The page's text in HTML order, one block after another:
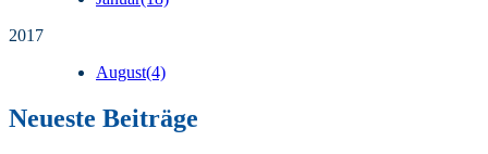
2017
August(4)
Neueste Beiträge